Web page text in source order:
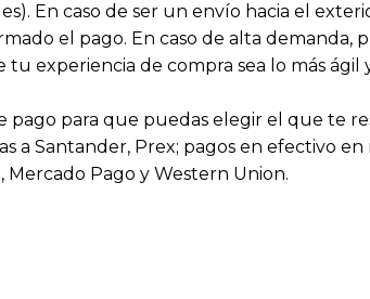
En caso de ser un envío hacia el
el pago. En caso de alta
experiencia de compra sea lo más ágil
pago para que puedas elegir el que te
a Santander, Prex; pagos en efectivo
Pago y Western Union.